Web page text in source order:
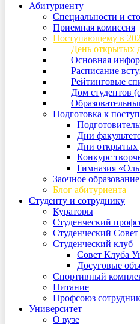
Абитуриенту
Специальности и
Приемная комиссия
Поступающему в
День открытых
Основная
Расписание
Рейтинговые
Дом студентов
Подготовка к
Дни
Дни открытых
Конкурс
Гимназия
Заочное образование
Блог абитуриента
Студенту и сотруднику
Кураторы
Студенческий
Студенческий
Студенческий клуб
Совет Клуба
Досуговые
Спортивный
Питание
Профсоюз
Университет
О вузе